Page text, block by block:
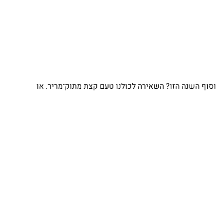
וסוף השנה הזו? השאירה לכולנו טעם קצת מתוק־מריר. או